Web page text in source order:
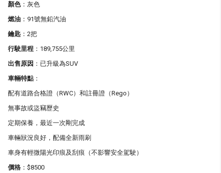
顏色：灰色
燃油 ：91號無鉛汽油
鑰匙 ：2把
行駛里程 ：189,755公里
出售原因 ：已升級為SUV
車輛特點 ：
配有道路合格證（RWC）和註冊證（Rego）
無事故或盜竊歷史
定期保養，最近一次剛完成
車輛狀況良好，配備全新雨刷
車身有輕微陽光印痕及刮痕（不影響安全駕駛）
價格 ：$8500